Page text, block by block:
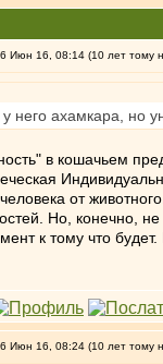
Июн 16, 08:14 (10 лет тому
него ахамкара, но
в кошачьем
от
Но, конечно,
к тому что
Июн 16, 08:24 (10 лет тому